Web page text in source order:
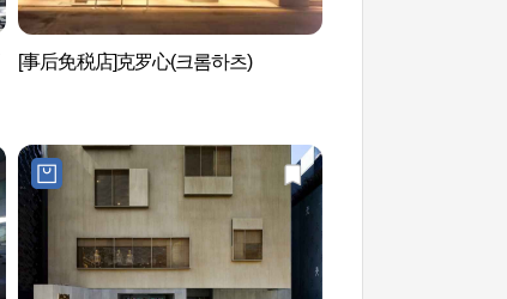
[事后免税店]克罗心(크롬하츠)